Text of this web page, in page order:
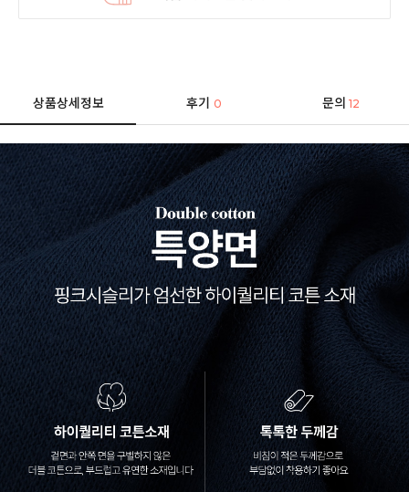
상품상세정보 후기0 문의 12